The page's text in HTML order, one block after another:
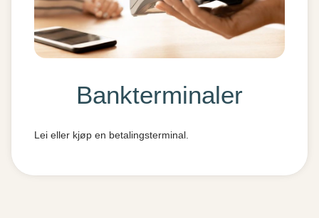
Bankterminaler
Lei eller kjøp en betalingsterminal.